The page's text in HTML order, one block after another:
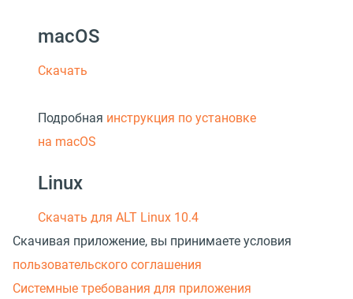
macOS
Скачать
Подробная инструкция по установке
на macOS
Linux
Скачать для ALT Linux 10.4
Скачивая приложение, вы принимаете условия
пользовательского соглашения
Системные требования для приложения